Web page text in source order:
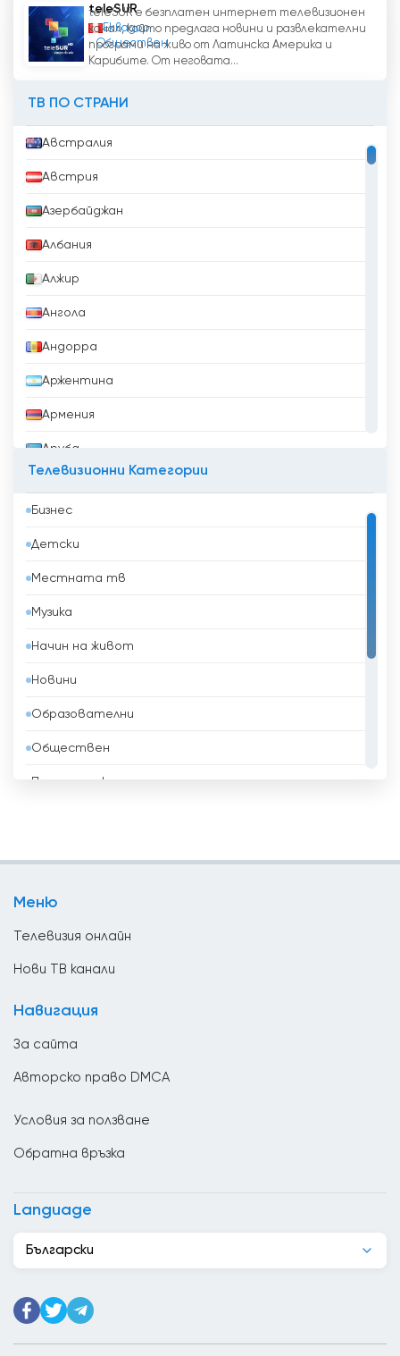
teleSUR
Еквадор
Обществен
teleSUR е безплатен интернет телевизионен
канал, който предлага новини и развлекателни
програми на живо от Латинска Америка и
Карибите. От неговата...
ТВ ПО СТРАНИ
Австралия
Австрия
Азербайджан
Албания
Алжир
Ангола
Андорра
Аржентина
Армения
Аруба
Бангладеш
Барбадос
Бахрейн
Беларус
Белгия
Белиз
Бенин
Боливия
Гватемала
Германия
Джибути
Телевизионни Категории
Бизнес
Детски
Местната тв
Музика
Начин на живот
Новини
Образователни
Обществен
Политически
Меню
Телевизия онлайн
Нови ТВ канали
Навигация
За сайта
Авторско право DMCA
Условия за ползване
Обратна връзка
Language
Български